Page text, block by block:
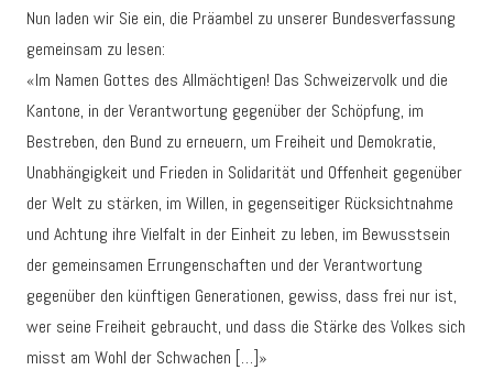
Nun laden wir Sie ein, die Präambel zu unserer Bundesverfassung
gemeinsam zu lesen:
«Im Namen Gottes des Allmächtigen! Das Schweizervolk und die
Kantone, in der Verantwortung gegenüber der Schöpfung, im
Bestreben, den Bund zu erneuern, um Freiheit und Demokratie,
Unabhängigkeit und Frieden in Solidarität und Offenheit gegenüber
der Welt zu stärken, im Willen, in gegenseitiger Rücksichtnahme
und Achtung ihre Vielfalt in der Einheit zu leben, im Bewusstsein
der gemeinsamen Errungenschaften und der Verantwortung
gegenüber den künftigen Generationen, gewiss, dass frei nur ist,
wer seine Freiheit gebraucht, und dass die Stärke des Volkes sich
misst am Wohl der Schwachen […]»